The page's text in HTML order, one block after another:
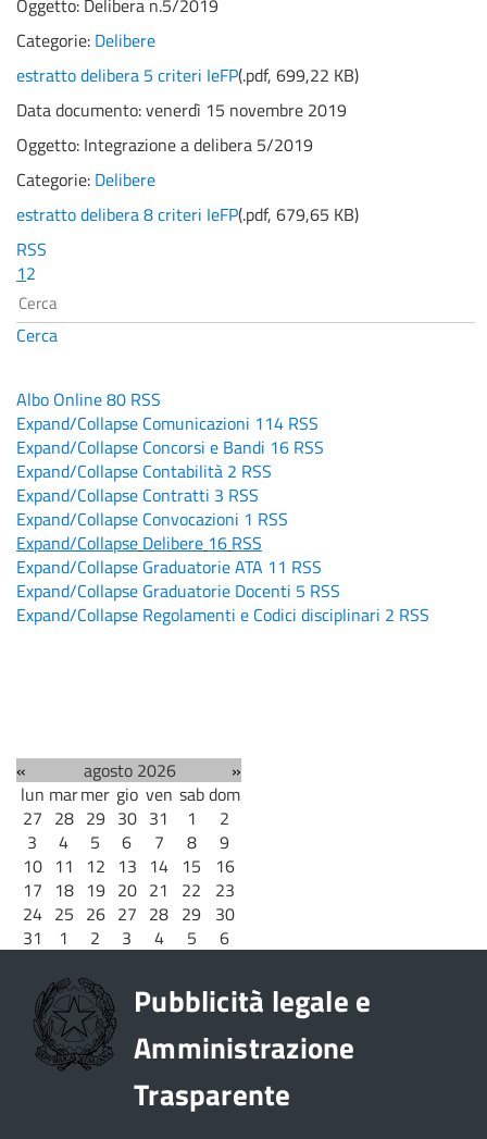
Oggetto: Delibera n.5/2019
Categorie: Delibere
estratto delibera 5 criteri IeFP(.pdf, 699,22 KB)
Data documento: venerdì 15 novembre 2019
Oggetto: Integrazione a delibera 5/2019
Categorie: Delibere
estratto delibera 8 criteri IeFP(.pdf, 679,65 KB)
RSS
12
Cerca
Albo Online80 RSS
Expand/Collapse Comunicazioni 114 RSS
Expand/Collapse Concorsi e Bandi 16 RSS
Expand/Collapse Contabilità 2 RSS
Expand/Collapse Contratti 3 RSS
Expand/Collapse Convocazioni 1 RSS
Expand/Collapse Delibere 16 RSS
Expand/Collapse Graduatorie ATA 11 RSS
Expand/Collapse Graduatorie Docenti 5 RSS
Expand/Collapse Regolamenti e Codici disciplinari 2 RSS
« agosto 2026
»
lun marmer gio ven sabdom
27 28 29 30 31 1
2
3
4 5 6 7 8
9
10 11 12 13 14 15
16
17 18 19 20 21 22
23
24 25 26 27 28 29 30
31
1 2 3 4 5 6
Pubblicità legale e
Amministrazione
Trasparente